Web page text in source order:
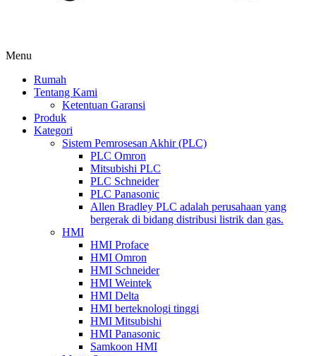
Menu
Rumah
Tentang Kami
Ketentuan Garansi
Produk
Kategori
Sistem Pemrosesan Akhir (PLC)
PLC Omron
Mitsubishi PLC
PLC Schneider
PLC Panasonic
Allen Bradley PLC adalah perusahaan yang
bergerak di bidang distribusi listrik dan gas.
HMI
HMI Proface
HMI Omron
HMI Schneider
HMI Weintek
HMI Delta
HMI berteknologi tinggi
HMI Mitsubishi
HMI Panasonic
Samkoon HMI